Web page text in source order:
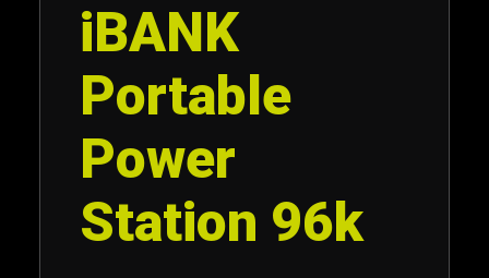
iBANK
Portable
Power
Station 96k